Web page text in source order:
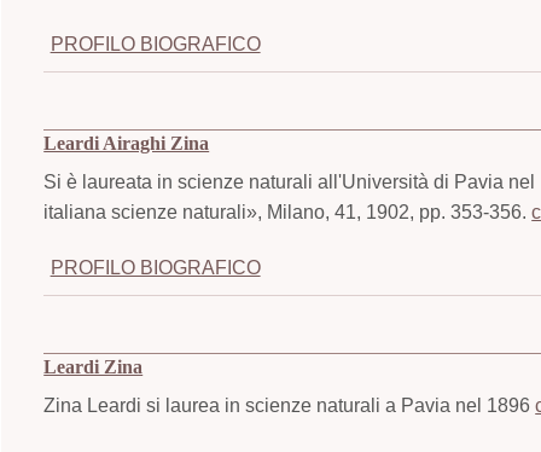
PROFILO BIOGRAFICO
Leardi Airaghi Zina
Si è laureata in scienze naturali all'Università di Pavia
italiana scienze naturali», Milano, 41, 1902, pp. 353-356.
PROFILO BIOGRAFICO
Leardi Zina
Zina Leardi si laurea in scienze naturali a Pavia nel 1896